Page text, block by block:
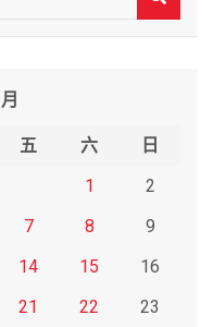
五 六
日
1
2
7 8
9
14 15
16
21 22
23